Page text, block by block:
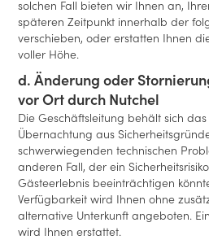
solchen Fall bieten wir Ihnen an,
späteren Zeitpunkt innerhalb der
verschieben, oder erstatten Ihnen
voller Höhe.
d. Änderung oder
vor Ort durch Nutchel
Die Geschäftsleitung behält sich das
Übernachtung aus
schwerwiegenden technischen
anderen Fall, der ein
Gästeerlebnis beeinträchtigen
Verfügbarkeit wird Ihnen ohne
alternative Unterkunft angeboten.
wird Ihnen erstattet.